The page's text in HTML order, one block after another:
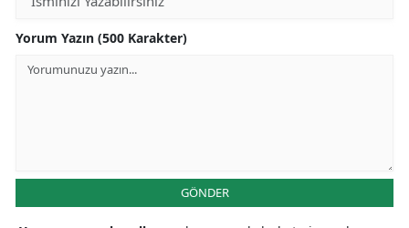
Yorum Yazın (500 Karakter)
GÖNDER